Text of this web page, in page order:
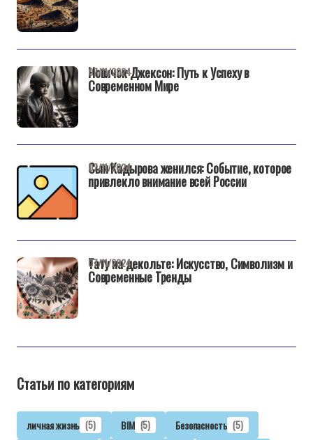
Новичок Джексон: Путь к Успеху в
Современном Мире
07/11/2024
Сын Кадырова женился: Событие, которое
привлекло внимание всей России
07/11/2024
Тату на декольте: Искусство, Символизм и
Современные Тренды
07/11/2024
Статьи по категориям
личная жизнь (5) BIM (5) Безопасность (5)